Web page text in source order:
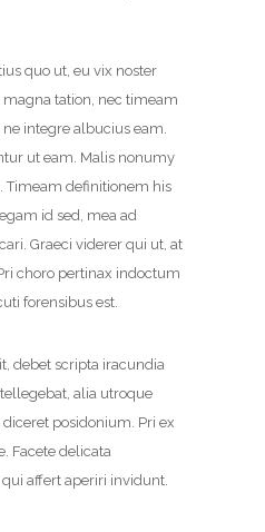
quo ut, eu vix noster
tation, nec timeam
integre albucius eam.
ut eam. Malis nonumy
Timeam definitionem his
id sed, mea ad
Graeci viderer qui ut, at
choro pertinax indoctum
forensibus est.
debet scripta iracundia
alia utroque
diceret posidonium. Pri ex
Facete delicata
affert aperiri invidunt.